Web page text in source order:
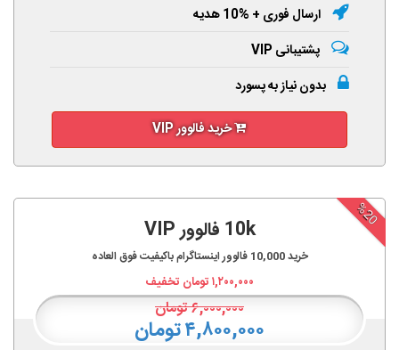
ارسال فوری + %10 هدیه
پشتیبانی VIP
بدون نیاز به پسورد
خرید فالوور VIP
%20
10k فالوور VIP
خرید10,000 فالوور اینستاگرام باکیفیت فوق العاده
۱,۲۰۰,۰۰۰تومان تخفیف
۶,۰۰۰,۰۰۰تومان
۴,۸۰۰,۰۰۰ تومان